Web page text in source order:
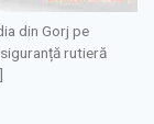
din Gorj pe
rutieră